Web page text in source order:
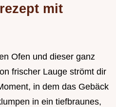
mit
Ofen und dieser ganz
frischer Lauge strömt dir
in dem das Gebäck
in ein tiefbraunes,